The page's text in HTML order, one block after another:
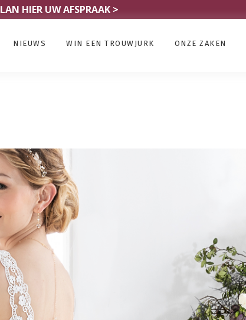
HIER UW AFSPRAAK >
NIEUWS WIN EEN TROUWJURK ONZE ZAKEN